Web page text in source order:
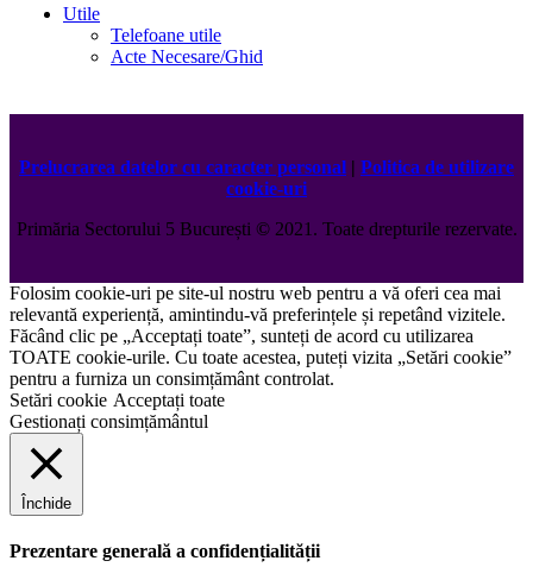
Utile
Telefoane utile
Acte Necesare/Ghid
Prelucrarea datelor cu caracter personal | Politica de utilizare
cookie-uri
Primăria Sectorului 5 București ©️2021. Toate drepturile rezervate.
Folosim cookie-uri pe site-ul nostru web pentru a vă oferi cea mai
relevantă experiență, amintindu-vă preferințele și repetând vizitele.
Făcând clic pe „Acceptați toate”, sunteți de acord cu utilizarea
TOATE cookie-urile. Cu toate acestea, puteți vizita „Setări cookie”
pentru a furniza un consimțământ controlat.
Setări cookie Acceptați toate
Gestionați consimțământul
Închide
Prezentare generală a confidențialității